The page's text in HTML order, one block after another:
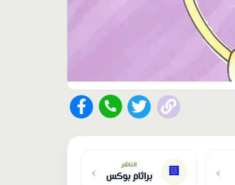
›
🏢
الناشر
براثام بوكس ›